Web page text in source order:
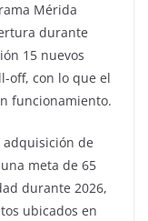
Mérida
durante
15 nuevos
off, con lo que el
funcionamiento.
de
meta de 65
durante 2026,
ubicados en